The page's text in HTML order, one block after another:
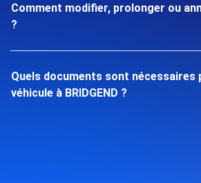
Comment modifier, prolonger ou
?
Quels documents sont nécessaires
véhicule à BRIDGEND ?